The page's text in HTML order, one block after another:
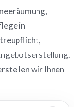
in
wir Ihnen